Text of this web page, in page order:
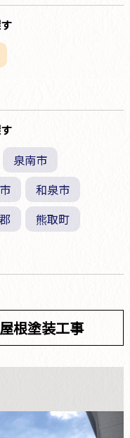
泉南市
和泉市
熊取町
根塗装工事